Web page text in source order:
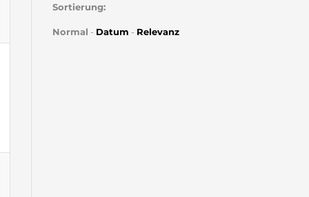
Sortierung:
Normal - Datum - Relevanz